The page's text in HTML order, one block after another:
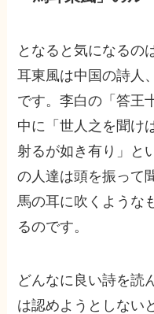
となると気になるの
耳東風は中国の詩人
です。李白の「答王
中に「世人之を聞け
射るが如き有り」と
の人達は頭を振って
馬の耳に吹くような
るのです。
どんなに良い詩を読
は認めようとしない